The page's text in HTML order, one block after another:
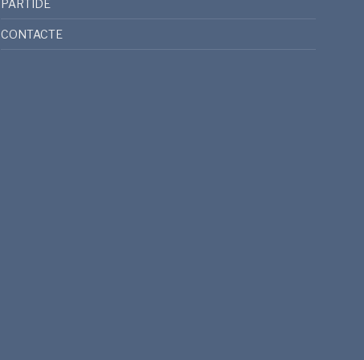
PARTIDE
CONTACTE